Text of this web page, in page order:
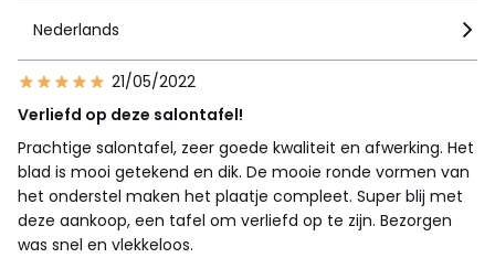
Nederlands
21/05/2022
Verliefd op deze salontafel!
Prachtige salontafel, zeer goede kwaliteit en afwerking. Het
blad is mooi getekend en dik. De mooie ronde vormen van
het onderstel maken het plaatje compleet. Super blij met
deze aankoop, een tafel om verliefd op te zijn. Bezorgen
was snel en vlekkeloos.